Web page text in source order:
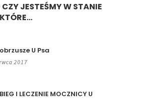
JESTEŚMY W STANIE
U Psa
2017
I LECZENIE MOCZNICY U